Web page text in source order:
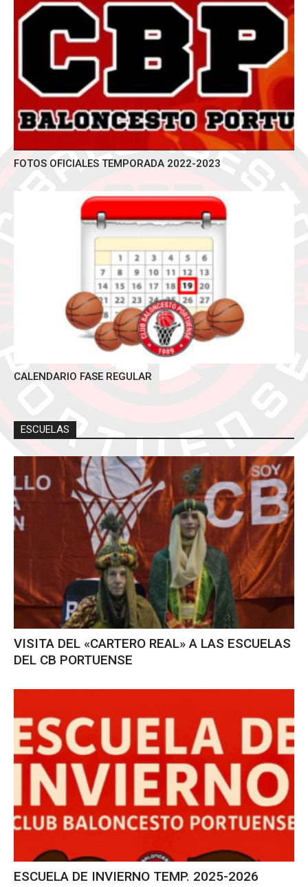
FOTOS OFICIALES TEMPORADA 2022-2023
CALENDARIO FASE REGULAR
ESCUELAS
VISITA DEL «CARTERO REAL» A LAS ESCUELAS
DEL CB PORTUENSE
ESCUELA DE INVIERNO TEMP. 2025-2026